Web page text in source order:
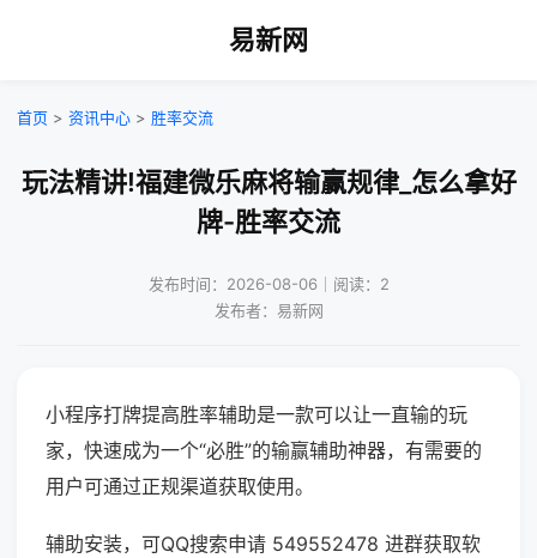
易新网
首页 > 资讯中心 > 胜率交流
玩法精讲!福建微乐麻将输赢规律_怎么拿好
牌-胜率交流
发布时间：2026-08-06｜阅读：2
发布者：易新网
小程序打牌提高胜率辅助是一款可以让一直输的玩
家，快速成为一个“必胜”的输赢辅助神器，有需要的
用户可通过正规渠道获取使用。
辅助安装，可QQ搜索申请 549552478 进群获取软